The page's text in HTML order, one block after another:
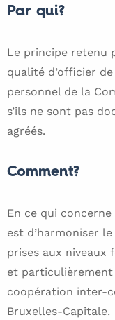
Par qui?
Le principe retenu
qualité d’officier
personnel de la
s’ils ne sont pas
agréés.
Comment?
En ce qui
est d’harmoniser
prises aux niveaux
et particulièrement
coopération inter-
Bruxelles-Capitale.